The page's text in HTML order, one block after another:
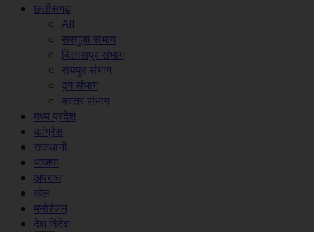
छत्तीसगढ़
All
सरगुजा संभाग
बिलासपुर संभाग
रायपुर संभाग
दुर्ग संभाग
बस्तर संभाग
मध्य प्रदेश
कांग्रेस
राजधानी
भाजपा
अपराध
खेल
मनोरंजन
देश विदेश